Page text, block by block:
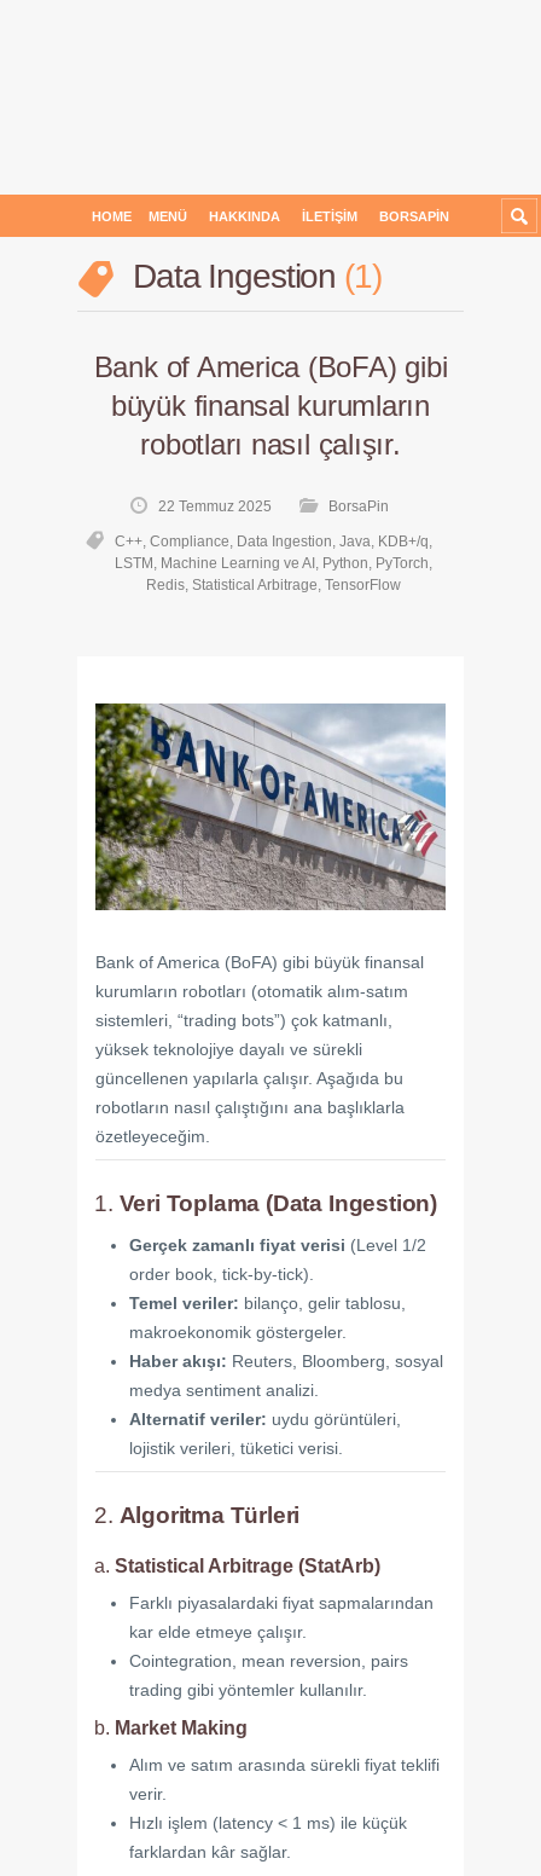
HOME MENÜ HAKKINDA İLETIŞIM BORSAPIN
Data Ingestion 1
Bank of America (BoFA) gibi
büyük finansal kurumların
robotları nasıl çalışır.
22 Temmuz 2025 BorsaPin
C++, Compliance, Data Ingestion, Java, KDB+/q,
LSTM , Machine Learning ve AI , Python, PyTorch,
Redis, Statistical Arbitrage, TensorFlow
Bank of America (BoFA) gibi büyük finansal
kurumların robotları (otomatik alım-satım
sistemleri, “trading bots”) çok katmanlı,
yüksek teknolojiye dayalı ve sürekli
güncellenen yapılarla çalışır. Aşağıda bu
robotların nasıl çalıştığını ana başlıklarla
özetleyeceğim.
1. Veri Toplama (Data Ingestion)
Gerçek zamanlı fiyat verisi (Level 1/2
order book, tick-by-tick).
Temel veriler: bilanço, gelir tablosu,
makroekonomik göstergeler.
Haber akışı: Reuters, Bloomberg, sosyal
medya sentiment analizi.
Alternatif veriler: uydu görüntüleri,
lojistik verileri, tüketici verisi.
2. Algoritma Türleri
a.Statistical Arbitrage (StatArb)
Farklı piyasalardaki fiyat sapmalarından
kar elde etmeye çalışır.
Cointegration, mean reversion, pairs
trading gibi yöntemler kullanılır.
b. Market Making
Alım ve satım arasında sürekli fiyat teklifi
verir.
Hızlı işlem (latency < 1 ms) ile küçük
farklardan kâr sağlar.